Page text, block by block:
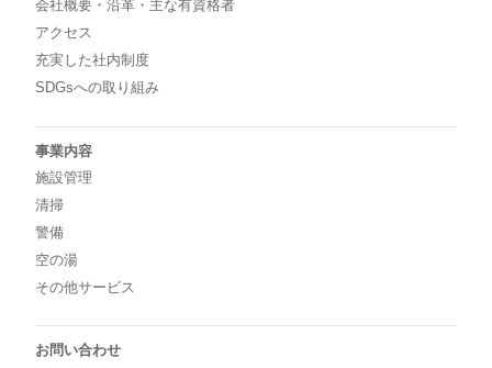
会社概要・沿革・主な有資格者
アクセス
充実した社内制度
SDGsへの取り組み
事業内容
施設管理
清掃
警備
空の湯
その他サービス
お問い合わせ